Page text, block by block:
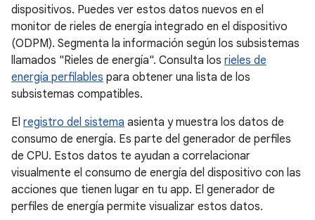
dispositivos. Puedes ver estos datos nuevos en el
monitor de rieles de energía integrado en el dispositivo
(ODPM). Segmenta la información según los subsistemas
llamados "Rieles de energía". Consulta los rieles de
energía perfilables para obtener una lista de los
subsistemas compatibles.
El registro del sistema asienta y muestra los datos de
consumo de energía. Es parte del generador de perfiles
de CPU. Estos datos te ayudan a correlacionar
visualmente el consumo de energía del dispositivo con las
acciones que tienen lugar en tu app. El generador de
perfiles de energía permite visualizar estos datos.